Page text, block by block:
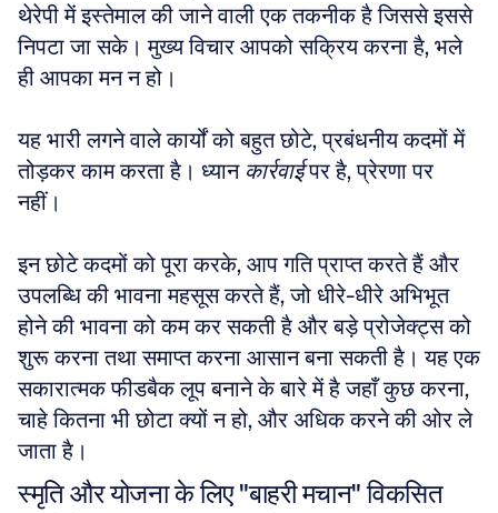
थेरेपी में इस्तेमाल की जाने वाली एक तकनीक है जिससे इससे
निपटा जा सके। मुख्य विचार आपको सक्रिय करना है, भले
ही आपका मन न हो।
यह भारी लगने वाले कार्यों को बहुत छोटे, प्रबंधनीय कदमों में
तोड़कर काम करता है। ध्यान कार्रवाई पर है, प्रेरणा पर
नहीं।
इन छोटे कदमों को पूरा करके, आप गति प्राप्त करते हैं और
उपलब्धि की भावना महसूस करते हैं, जो धीरे-धीरे अभिभूत
होने की भावना को कम कर सकती है और बड़े प्रोजेक्ट्स को
शुरू करना तथा समाप्त करना आसान बना सकती है। यह एक
सकारात्मक फीडबैक लूप बनाने के बारे में है जहाँ कुछ करना,
चाहे कितना भी छोटा क्यों न हो, और अधिक करने की ओर ले
जाता है।
स्मृति और योजना के लिए "बाहरी मचान" विकसित